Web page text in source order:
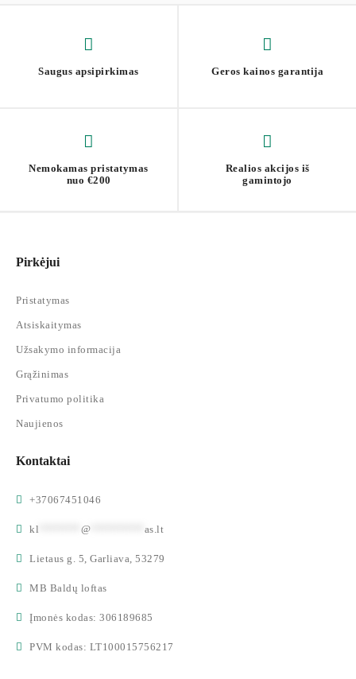
Saugus apsipirkimas Geros kainos garantija
Nemokamas pristatymas
nuo €200
Realios akcijos iš
gamintojo
Pirkėjui
Pristatymas
Atsiskaitymas
Užsakymo informacija
Grąžinimas
Privatumo politika
Naujienos
Kontaktai
+37067451046
kl @ as.lt
Lietaus g. 5, Garliava, 53279
MB Baldų loftas
Įmonės kodas: 306189685
PVM kodas: LT100015756217